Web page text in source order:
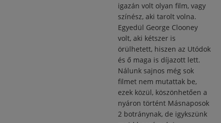
igazán volt olyan film, vagy
színész, aki tarolt volna.
Egyedül George Clooney
volt, aki kétszer is
örülhetett, hiszen az Utódok
és ő maga is díjazott lett.
Nálunk sajnos még sok
filmet nem mutattak be,
ezek közül, köszönhetően a
nyáron történt Másnaposok
2 botránynak, de igykszünk